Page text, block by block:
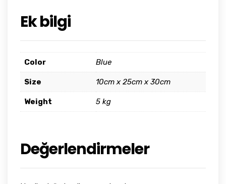
Ek bilgi
Color Blue
Size 10cm x 25cm x 30cm
Weight 5 kg
Değerlendirmeler